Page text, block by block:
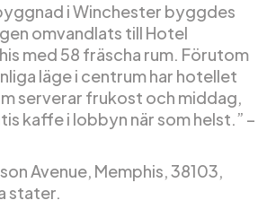
i Winchester byggdes
omvandlats till Hotel
med 58 fräscha rum. Förutom
läge i centrum har hotellet
serverar frukost och middag,
kaffe i lobbyn när som helst.” –
Avenue, Memphis, 38103,
stater.